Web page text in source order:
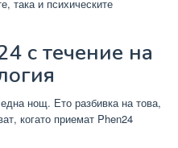
така и психическите
с течение на
нощ. Ето разбивка на това,
когато приемат Phen24